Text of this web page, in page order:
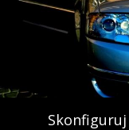
Skonfiguruj